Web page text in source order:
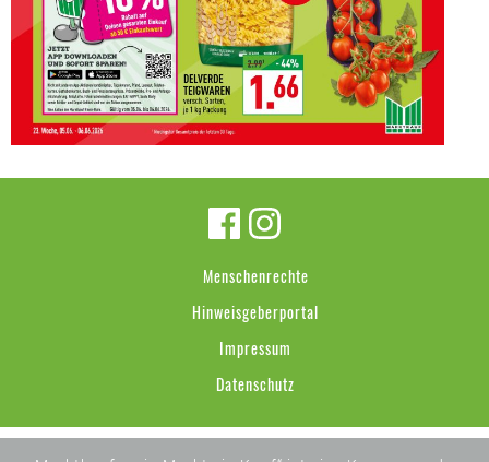
Menschenrechte
Hinweisgeberportal
Impressum
Datenschutz